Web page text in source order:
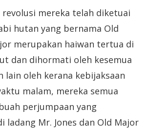
revolusi mereka telah diketuai
hutan yang bernama Old
merupakan haiwan tertua di
dan dihormati oleh kesemua
lain oleh kerana kebijaksaan
malam, mereka semua
perjumpaan yang
ladang Mr. Jones dan Old Major